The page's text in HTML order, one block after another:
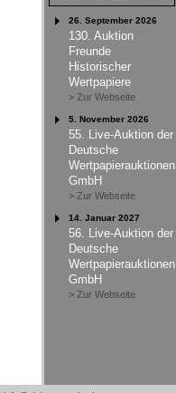
26. September 2026
130. Auktion
Freunde
Historischer
Wertpapiere
> Zur Webseite
5. November 2026
55. Live-Auktion der
Deutsche
Wertpapierauktionen
GmbH
> Zur Webseite
14. Januar 2027
56. Live-Auktion der
Deutsche
Wertpapierauktionen
GmbH
> Zur Webseite